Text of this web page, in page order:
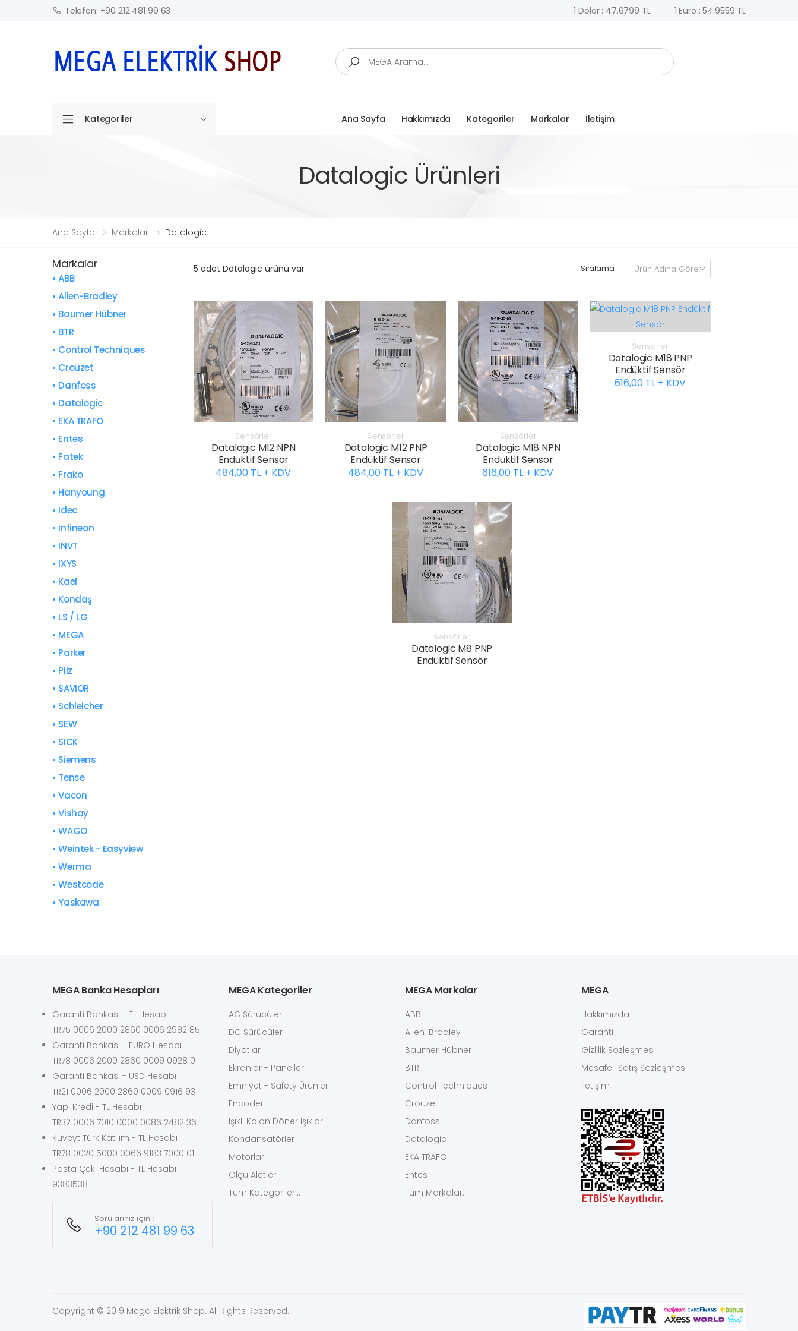
Telefon: +90 212 481 99 63 1 Dolar : 47.6799 TL 1 Euro : 54.9559 TL
Arama
Kategoriler Ana Sayfa Hakkımızda Kategoriler Markalar İletişim
Datalogic Ürünleri
Ana Sayfa Markalar Datalogic
5 adet Datalogic ürünü var Sıralama :
Sensörler
Datalogic M12 NPN
Endüktif Sensör
484,00 TL + KDV
Sensörler
Datalogic M12 PNP
Endüktif Sensör
484,00 TL + KDV
Sensörler
Datalogic M18 NPN
Endüktif Sensör
616,00 TL + KDV
Sensörler
Datalogic M18 PNP
Endüktif Sensör
616,00 TL + KDV
Sensörler
Datalogic M8 PNP
Endüktif Sensör
Markalar
• ABB
• Allen-Bradley
• Baumer Hübner
• BTR
• Control Techniques
• Crouzet
• Danfoss
• Datalogic
• EKA TRAFO
• Entes
• Fatek
• Frako
• Hanyoung
• Idec
• Infineon
• INVT
• IXYS
• Kael
• Kondaş
• LS / LG
• MEGA
• Parker
• Pilz
• SAVIOR
• Schleicher
• SEW
• SICK
• Siemens
• Tense
• Vacon
• Vishay
• WAGO
• Weintek - Easyview
• Werma
• Westcode
• Yaskawa
MEGA Banka Hesapları
Garanti Bankası - TL Hesabı
TR75 0006 2000 2860 0006 2982 85
Garanti Bankası - EURO Hesabı
TR78 0006 2000 2860 0009 0928 01
Garanti Bankası - USD Hesabı
TR21 0006 2000 2860 0009 0916 93
Yapı Kredi - TL Hesabı
TR32 0006 7010 0000 0086 2482 36
Kuveyt Türk Katılım - TL Hesabı
TR78 0020 5000 0066 9183 7000 01
Posta Çeki Hesabı - TL Hesabı
9383538
Sorularınız için :
+90 212 481 99 63
MEGA Kategoriler
AC Sürücüler
DC Sürücüler
Diyotlar
Ekranlar - Paneller
Emniyet - Safety Ürünler
Encoder
Işıklı Kolon Döner Işıklar
Kondansatörler
Motorlar
Ölçü Aletleri
Tüm Kategoriler...
MEGA Markalar
ABB
Allen-Bradley
Baumer Hübner
BTR
Control Techniques
Crouzet
Danfoss
Datalogic
EKA TRAFO
Entes
Tüm Markalar...
MEGA
Hakkımızda
Garanti
Gizlilik Sözleşmesi
Mesafeli Satış Sözleşmesi
İletişim
Copyright © 2019 Mega Elektrik Shop. All Rights Reserved.